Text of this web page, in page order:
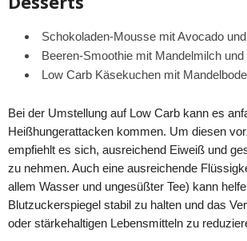
Schokoladen-Mousse mit Avocado
Beeren-Smoothie mit Mandelmilch
Low Carb Käsekuchen mit
Bei der Umstellung auf Low Carb kann es
Heißhungerattacken kommen. Um diesen
empfiehlt es sich, ausreichend Eiweiß und
zu nehmen. Auch eine ausreichende
allem Wasser und ungesüßter Tee) kann
Blutzuckerspiegel stabil zu halten und das
oder stärkehaltigen Lebensmitteln zu